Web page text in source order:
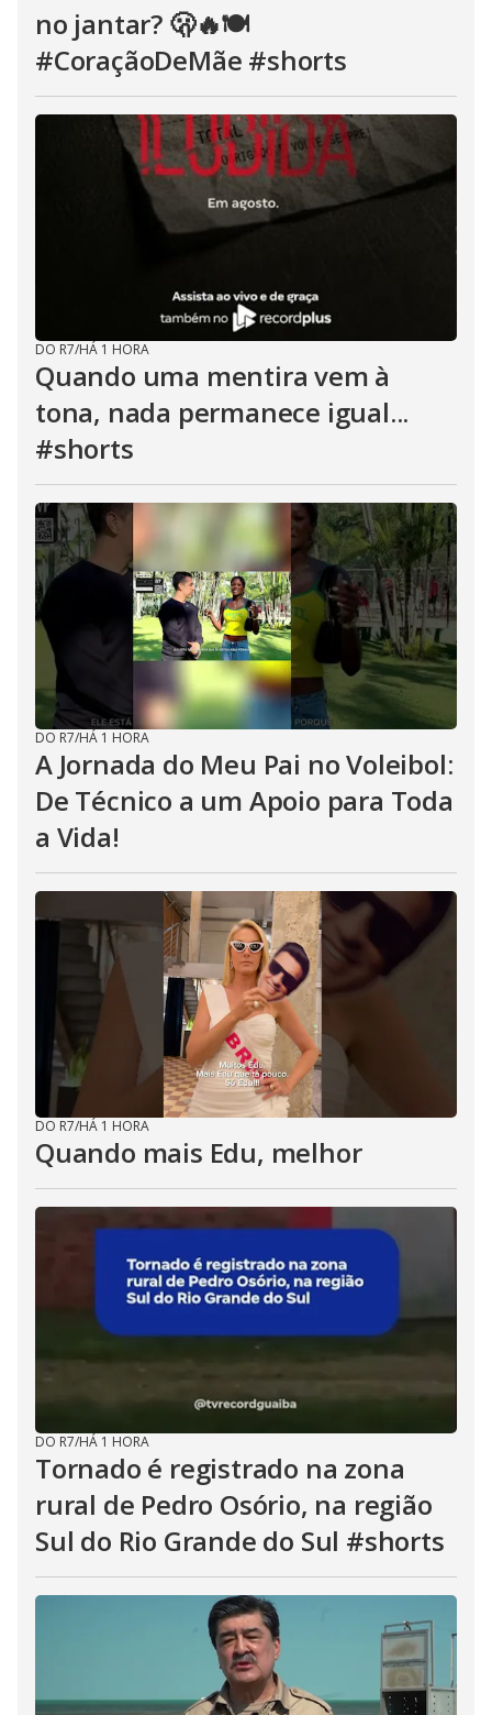
no jantar? 🫢🔥🍽️
#CoraçãoDeMãe #shorts
DO R7/HÁ 1 HORA
Quando uma mentira vem à
tona, nada permanece igual...
#shorts
DO R7/HÁ 1 HORA
A Jornada do Meu Pai no Voleibol:
De Técnico a um Apoio para Toda
a Vida!
DO R7/HÁ 1 HORA
Quando mais Edu, melhor
DO R7/HÁ 1 HORA
Tornado é registrado na zona
rural de Pedro Osório, na região
Sul do Rio Grande do Sul #shorts